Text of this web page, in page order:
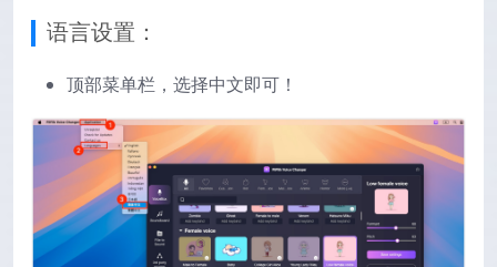
语言设置：
顶部菜单栏，选择中文即可！